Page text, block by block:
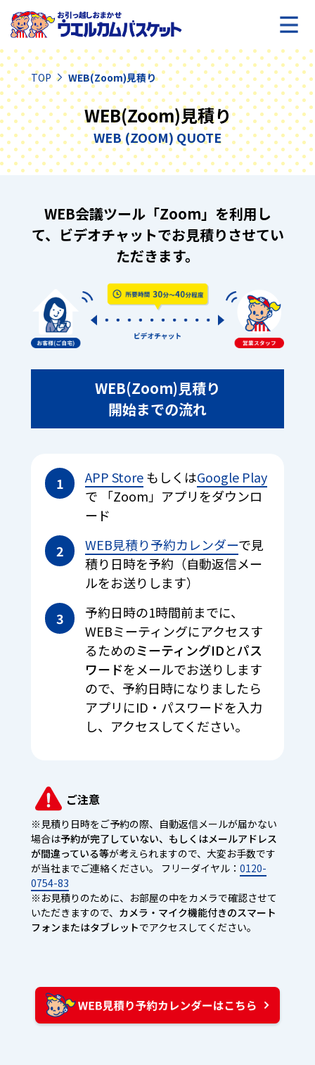
TOP WEB(Zoom)見積り
WEB(Zoom)見積り
WEB (ZOOM) QUOTE
WEB会議ツール「Zoom」を利用し
て、ビデオチャットでお見積りさせてい
ただきます。
WEB(Zoom)見積り
開始までの流れ
1 APP StoreもしくはGoogle Play
で 「Zoom」アプリをダウンロ
ード
2
WEB見積り予約カレンダーで見
積り日時を予約（自動返信メー
ルをお送りします）
3
予約日時の1時間前までに、
WEBミーティングにアクセスす
るためのミーティングIDとパス
ワードをメールでお送りします
ので、予約日時になりましたら
アプリにID・パスワードを入力
し、アクセスしてください。
ご注意
※見積り日時をご予約の際、自動返信メールが届かない
場合は予約が完了していない、もしくはメールアドレス
が間違っている等が考えられますので、大変お手数です
が当社までご連絡ください。 フリーダイヤル： 0120-
0754-83
※お見積りのために、お部屋の中をカメラで確認させて
いただきますので、 カメラ・マイク機能付きのスマート
フォンまたはタブレットでアクセスしてください。